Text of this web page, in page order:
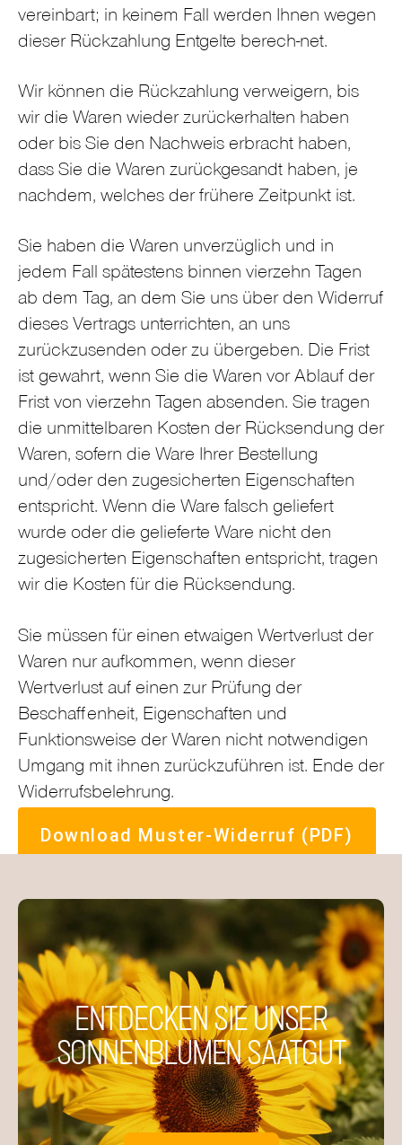
vereinbart; in keinem Fall werden Ihnen wegen
dieser Rückzahlung Entgelte berech-net.
Wir können die Rückzahlung verweigern, bis
wir die Waren wieder zurückerhalten haben
oder bis Sie den Nachweis erbracht haben,
dass Sie die Waren zurückgesandt haben, je
nachdem, welches der frühere Zeitpunkt ist.
Sie haben die Waren unverzüglich und in
jedem Fall spätestens binnen vierzehn Tagen
ab dem Tag, an dem Sie uns über den Widerruf
dieses Vertrags unterrichten, an uns
zurückzusenden oder zu übergeben. Die Frist
ist gewahrt, wenn Sie die Waren vor Ablauf der
Frist von vierzehn Tagen absenden. Sie tragen
die unmittelbaren Kosten der Rücksendung der
Waren, sofern die Ware Ihrer Bestellung
und/oder den zugesicherten Eigenschaften
entspricht. Wenn die Ware falsch geliefert
wurde oder die gelieferte Ware nicht den
zugesicherten Eigenschaften entspricht, tragen
wir die Kosten für die Rücksendung.
Sie müssen für einen etwaigen Wertverlust der
Waren nur aufkommen, wenn dieser
Wertverlust auf einen zur Prüfung der
Beschaffenheit, Eigenschaften und
Funktionsweise der Waren nicht notwendigen
Umgang mit ihnen zurückzuführen ist. Ende der
Widerrufsbelehrung.
Download Muster-Widerruf (PDF)
ENTDECKEN SIE UNSER
SONNENBLUMEN SAATGUT